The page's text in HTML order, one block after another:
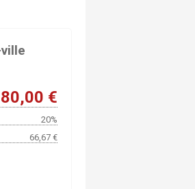
80,00 €
20%
66,67 €